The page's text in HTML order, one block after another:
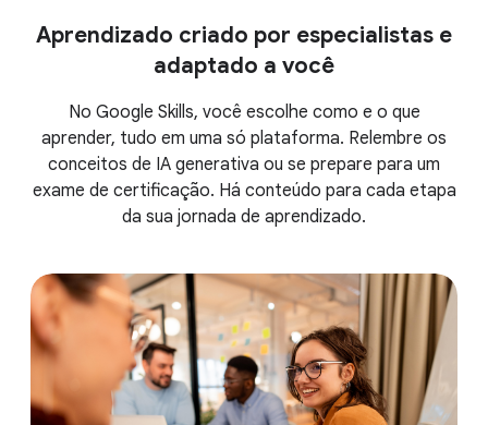
Aprendizado criado por especialistas e
adaptado a você
No Google Skills, você escolhe como e o que
aprender, tudo em uma só plataforma. Relembre os
conceitos de IA generativa ou se prepare para um
exame de certificação. Há conteúdo para cada etapa
da sua jornada de aprendizado.